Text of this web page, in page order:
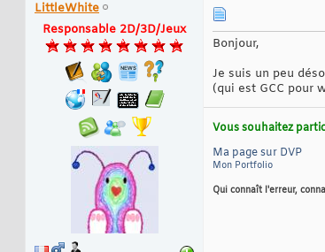
LittleWhite
Responsable 2D/3D/Jeux
Bonjour,
Je suis un peu
(qui est GCC pour
Vous souhaitez
Ma page sur DVP
Mon Portfolio
Qui connaît l'erreur,